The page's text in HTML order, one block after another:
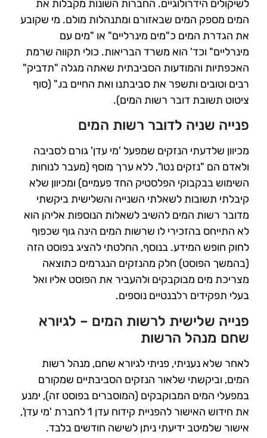
לשיקולים הידרולוגיים. החברות השונות מקבלות את
המים מספק המים שבאזורם ומתנהלות מולם. מי שקובע
את הגדרת המים כ"מים מינרליים" או "מים עם
מינרליים" וכד' הוא משרד הבריאות. כולי תקווה שרמת
האכפתיות והמודעות הסביבתית שאתה מגלה "תדביק"
רבים וטובים ותשפר את סביבתנו ואת החיים בו." (סוף
ציטוט תשובת דובר רשות המים).
פנייה שניה לדובר רשות המים
מכיוון שלדעתי הנזקים שמפעל 'מי עדן' גורם לסביבה
ולאדם הם "נזקים נטו", ללא ערך מוסף (מעבר לנוחות
השימוש בבקבוקי הפלסטיק החד פעמיים) ומכיוון שלא
קיבלתי תשובות לשאלתי השנייה והשלישית ביקשתי
מדובר רשות המים להשיב לשאלות הנוספות אליהן הוא
לא התייחס בהזכירי לו שרשות המים הינה גוף שכפוף
לחוק חופש המידע. בנוסף, החלטתי להציג בפוסט הזה
(בהמשך הפוסט) חלק מהנזקים הנגרמים כתוצאה
מצריכת מים מבוקבקים ולהעביר את הפוסט אליו ואל
בעלי תפקידים רלבנטיים נוספים.
פנייה שלישית לרשות המים – לגיורא
שחם מנהל הרשות
לאחר שלא נעניתי, פניתי לגיורא שחם, מנהל רשות
המים, וביקשתי שלאור הנזקים הסביבתיים שמקורם
במפעלי המים המבוקבקים (המוסברים בפוסט זה), ימנע
את חידוש האישור להפניית קידוח עדן 1 לחברת 'מי עדן',
אישור שלמיטב ידיעתי ניתן לשישה חודשים בלבד.